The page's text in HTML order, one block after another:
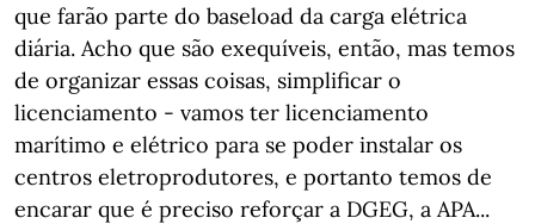
que farão parte do baseload da carga elétrica
diária. Acho que são exequíveis, então, mas temos
de organizar essas coisas, simplificar o
licenciamento - vamos ter licenciamento
marítimo e elétrico para se poder instalar os
centros eletroprodutores, e portanto temos de
encarar que é preciso reforçar a DGEG, a APA...